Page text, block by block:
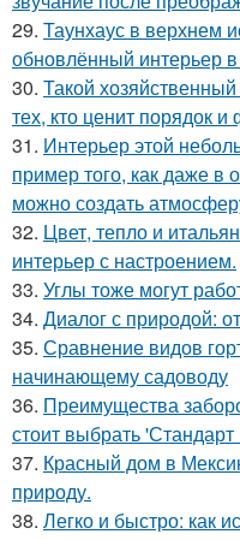
29. Таунхаус в верхнем
обновлённый интерьер
30. Такой
тех, кто ценит порядок и
31. Интерьер этой
пример того, как даже в
можно создать
32. Цвет, тепло и
интерьер с настроением.
33. Углы тоже могут
34. Диалог с природой:
35. Сравнение видов
начинающему садоводу
36. Преимущества
стоит выбрать
37. Красный дом в
природу.
38. Легко и быстро: как